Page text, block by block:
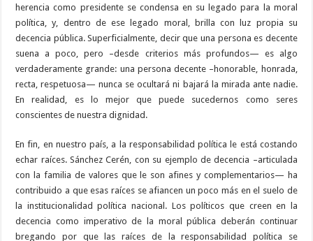
herencia como presidente se condensa en su legado para la moral
política, y, dentro de ese legado moral, brilla con luz propia su
decencia pública. Superficialmente, decir que una persona es decente
suena a poco, pero –desde criterios más profundos— es algo
verdaderamente grande: una persona decente –honorable, honrada,
recta, respetuosa— nunca se ocultará ni bajará la mirada ante nadie.
En realidad, es lo mejor que puede sucedernos como seres
conscientes de nuestra dignidad.
En fin, en nuestro país, a la responsabilidad política le está costando
echar raíces. Sánchez Cerén, con su ejemplo de decencia –articulada
con la familia de valores que le son afines y complementarios— ha
contribuido a que esas raíces se afiancen un poco más en el suelo de
la institucionalidad política nacional. Los políticos que creen en la
decencia como imperativo de la moral pública deberán continuar
bregando por que las raíces de la responsabilidad política se